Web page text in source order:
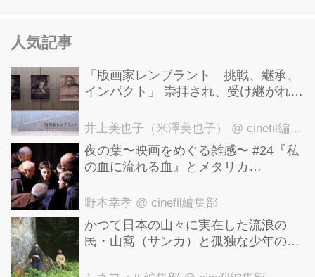
た。...
人気記事
「版画家レンブラント 挑戦、継承、
インパクト」 崇拝され、受け継がれ、
洋美術館にて9月23日まで開催中！
井上美也子（米澤美也子） @ cinefil編集部
夜の葉〜映画をめぐる雑感〜 #24『私
の血に流れる血』とメタリカ
野本幸孝 @ cinefil編集部
かつて日本の山々に実在した流浪の
民・山窩（サンカ）と孤独な少年の心
歌（サンカ）』予告編が解禁！